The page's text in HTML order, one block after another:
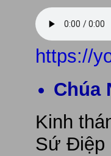
https://
Chúa
Kinh
Sứ Điệp